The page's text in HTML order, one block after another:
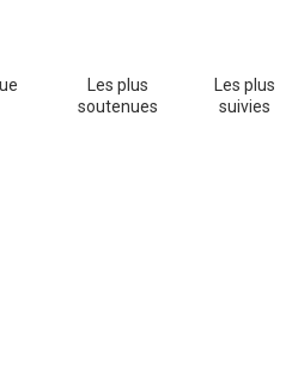
Les plus
soutenues
Les plus
suivies